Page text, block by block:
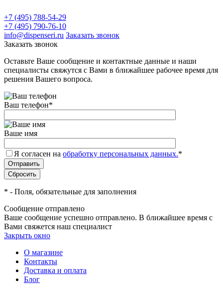
+7 (495) 788-54-29
+7 (495) 790-76-10
info@dispenseri.ru Заказать звонок
Заказать звонок
Оставьте Ваше сообщение и контактные данные и наши
специалисты свяжутся с Вами в ближайшее рабочее время для
решения Вашего вопроса.
Ваш телефон*
Ваше имя
Я согласен на обработку персональных данных.*
* - Поля, обязательные для заполнения
Сообщение отправлено
Ваше сообщение успешно отправлено. В ближайшее время с
Вами свяжется наш специалист
Закрыть окно
О магазине
Контакты
Доставка и оплата
Блог